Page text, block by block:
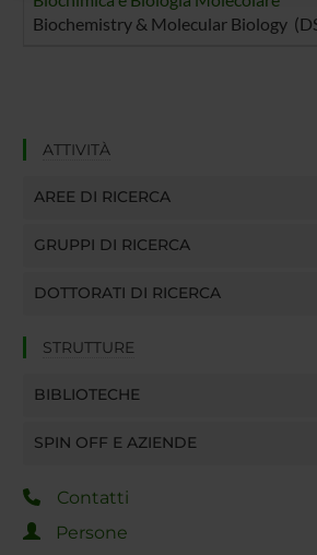
raccolto dal tuo utilizzo dei loro servizi.
Biochemistry & Molecular Biology
ATTIVITÀ
AREE DI RICERCA
GRUPPI DI RICERCA
DOTTORATI DI RICERCA
STRUTTURE
BIBLIOTECHE
SPIN OFF E AZIENDE
Contatti
Persone